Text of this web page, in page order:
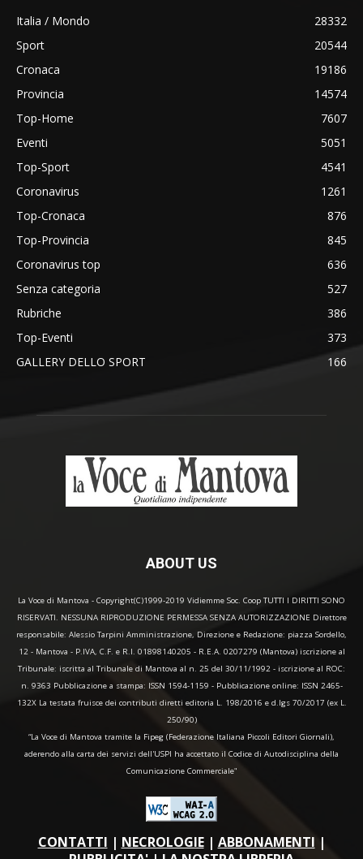
Italia / Mondo
28332
Sport
20544
Cronaca
19186
Provincia
14574
Top-Home
7607
Eventi
5051
Top-Sport
4541
Coronavirus
1261
Top-Cronaca
876
Top-Provincia
845
Coronavirus top
636
Senza categoria
527
Rubriche
386
Top-Eventi
373
GALLERY DELLO SPORT
166
ABOUT US
La Voce di Mantova - Copyright(C)1999-2019 Vidiemme Soc. Coop TUTTI I DIRITTI SONO
RISERVATI. NESSUNA RIPRODUZIONE PERMESSA SENZA AUTORIZZAZIONE Direttore
responsabile: Alessio Tarpini Amministrazione, Direzione e Redazione: piazza Sordello,
12 - Mantova - P.IVA, C.F. e R.I. 01898140205 - R.E.A. 0207279 (Mantova) iscrizione al
Tribunale: iscritta al Tribunale di Mantova al n. 25 del 30/11/1992 - iscrizione al ROC:
n. 9363 Pubblicazione a stampa: ISSN 1594-1159 - Pubblicazione online: ISSN 2465-
132X La testata fruisce dei contributi diretti editoria L. 198/2016 e d.lgs 70/2017 (ex L.
250/90)
“La Voce di Mantova tramite la Fipeg (Federazione Italiana Piccoli Editori Giornali),
aderendo alla carta dei servizi dell'USPI ha accettato il Codice di Autodisciplina della
Comunicazione Commerciale"
CONTATTI | NECROLOGIE| ABBONAMENTI |